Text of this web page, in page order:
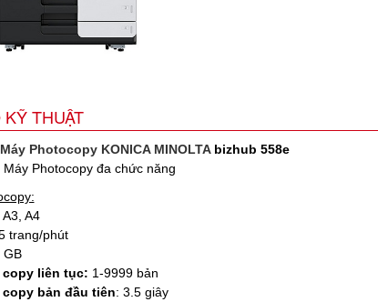
THUẬT
Máy Photocopy KONICA MINOLTAbizhub 558e
Máy Photocopy đa chức năng
A3, A4
trang/phút
GB
copy liên tục: 1-9999 bản
bản đầu tiên: 3.5 giây